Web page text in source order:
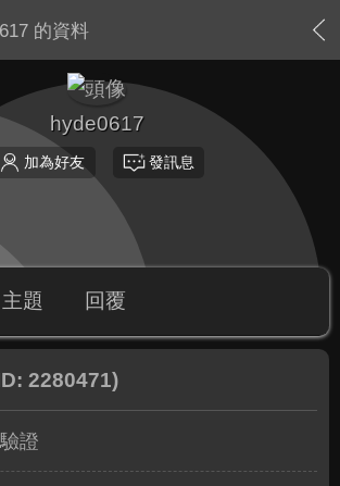
的資料
hyde0617
加為好友 發訊息
主題 回覆
2280471)
證